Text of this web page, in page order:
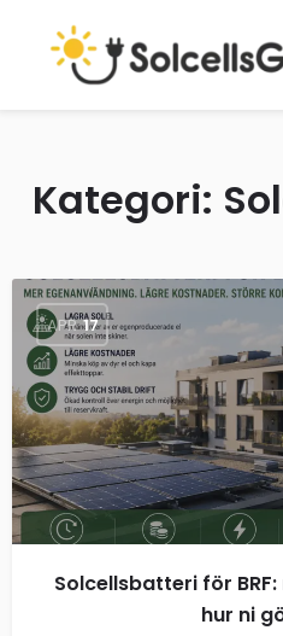
Kategori:
APR 17
Solcellsbatteri för
hur ni